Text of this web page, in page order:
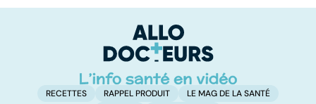
surrénales ?
RECETTES RAPPEL PRODUIT
LE MAG DE LA SANTÉ